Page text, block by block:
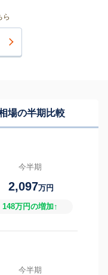
ら
場の半期比較
今半期
2,097万円
148万円の増加↑
今半期